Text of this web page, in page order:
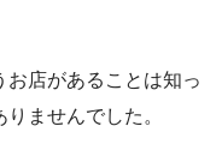
お店があることは知っ
ませんでした。